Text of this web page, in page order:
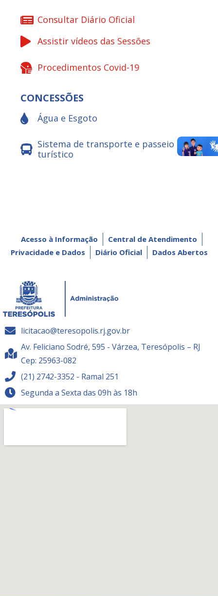
Consultar Diário Oficial
Assistir vídeos das Sessões
Procedimentos Covid-19
CONCESSÕES
Água e Esgoto
Sistema de transporte e passeio
turístico
Acesso à Informação
Central de Atendimento
Privacidade e Dados
Diário Oficial Dados Abertos
licitacao@teresopolis.rj.gov.br
Av. Feliciano Sodré, 595 - Várzea, Teresópolis – RJ
Cep: 25963-082
(21) 2742-3352 - Ramal 251
Segunda a Sexta das 09h às 18h